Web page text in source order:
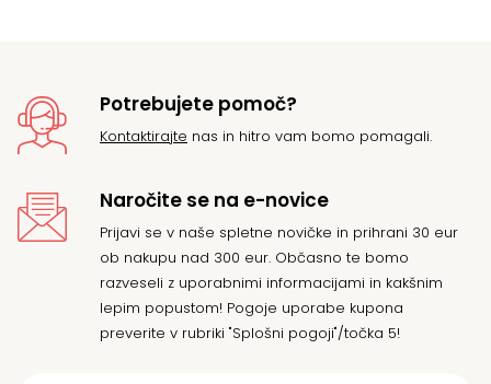
Potrebujete pomoč?
Kontaktirajte nas in hitro vam bomo pomagali.
Naročite se na e-novice
Prijavi se v naše spletne novičke in prihrani 30 eur
ob nakupu nad 300 eur. Občasno te bomo
razveseli z uporabnimi informacijami in kakšnim
lepim popustom! Pogoje uporabe kupona
preverite v rubriki "Splošni pogoji"/točka 5!